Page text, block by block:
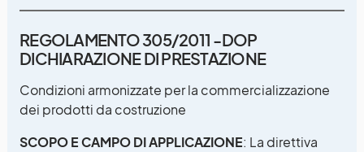
REGOLAMENTO 305/2011 -DOP
DICHIARAZIONE DI PRESTAZIONE
Condizioni armonizzate per la commercializzazione
dei prodotti da costruzione
SCOPO E CAMPO DI APPLICAZIONE: La direttiva